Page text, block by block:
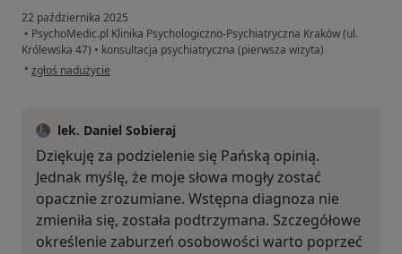
22 października 2025
• PsychoMedic.pl Klinika Psychologiczno-Psychiatryczna Kraków (ul.
Królewska 47) • konsultacja psychiatryczna (pierwsza wizyta)
• w opinii użytkownika Paweł
zgłoś nadużycie
lek. Daniel Sobieraj
Dziękuję za podzielenie się Pańską opinią.
Jednak myślę, że moje słowa mogły zostać
opacznie zrozumiane. Wstępna diagnoza nie
zmieniła się, została podtrzymana. Szczegółowe
określenie zaburzeń osobowości warto poprzeć